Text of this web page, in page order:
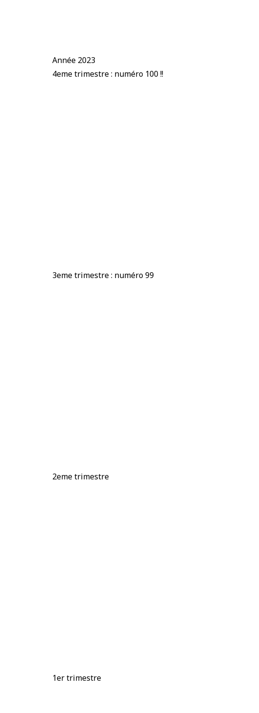
Année 2023
4eme trimestre : numéro 100 !!
3eme trimestre : numéro 99
2eme trimestre
1er trimestre